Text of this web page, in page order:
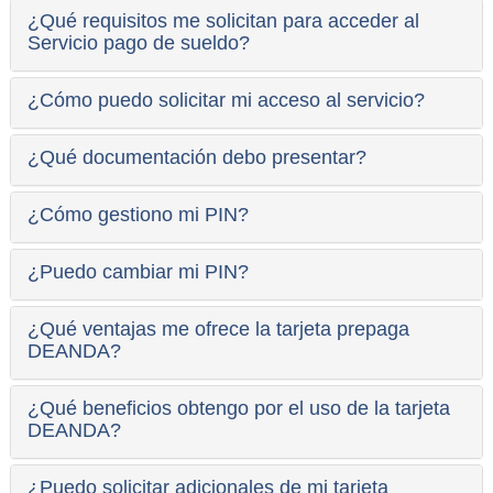
¿Qué requisitos me solicitan para acceder al
Servicio pago de sueldo?
¿Cómo puedo solicitar mi acceso al servicio?
¿Qué documentación debo presentar?
¿Cómo gestiono mi PIN?
¿Puedo cambiar mi PIN?
¿Qué ventajas me ofrece la tarjeta prepaga
DEANDA?
¿Qué beneficios obtengo por el uso de la tarjeta
DEANDA?
¿Puedo solicitar adicionales de mi tarjeta